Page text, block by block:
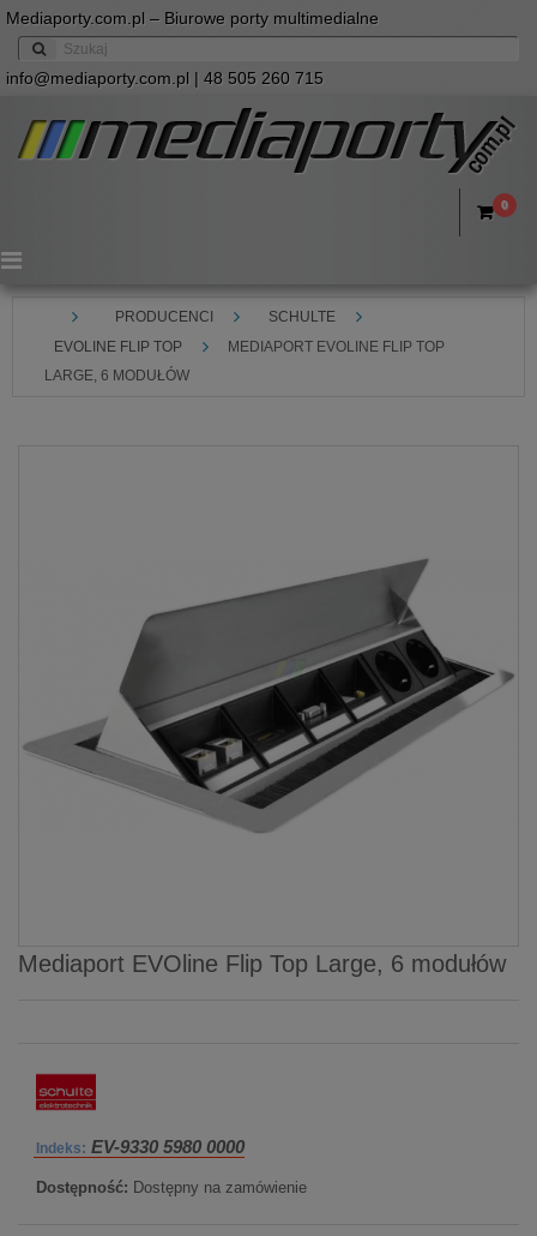
Mediaporty.com.pl – Biurowe porty multimedialne
info@mediaporty.com.pl | 48 505 260 715
0
Menu
PRODUCENCI
SCHULTE
EVOLINE FLIP TOP
MEDIAPORT EVOLINE FLIP TOP
LARGE, 6 MODUŁÓW
Mediaport EVOline Flip Top Large, 6 modułów
Indeks: EV-9330 5980 0000
Dostępność: Dostępny na zamówienie